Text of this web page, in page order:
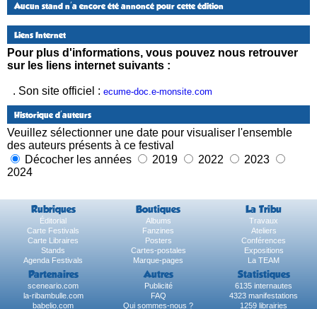
Aucun stand n'a encore été annoncé pour cette édition
Liens Internet
Pour plus d'informations, vous pouvez nous retrouver
sur les liens internet suivants :
. Son site officiel : ecume-doc.e-monsite.com
Historique d'auteurs
Veuillez sélectionner une date pour visualiser l'ensemble
des auteurs présents à ce festival
Décocher les années
2019 2022
2023
2024
Rubriques Boutiques La Tribu
Éditorial Albums
Travaux
Carte Festivals
Fanzines
Ateliers
Carte Libraires
Posters
Conférences
Stands
Cartes-postales
Expositions
Agenda Festivals
Marque-pages La TEAM
Partenaires Autres Statistiques
sceneario.com Publicité
6135 internautes
la-ribambulle.com
FAQ
4323 manifestations
babelio.com
Qui sommes-nous ? 1259 librairies